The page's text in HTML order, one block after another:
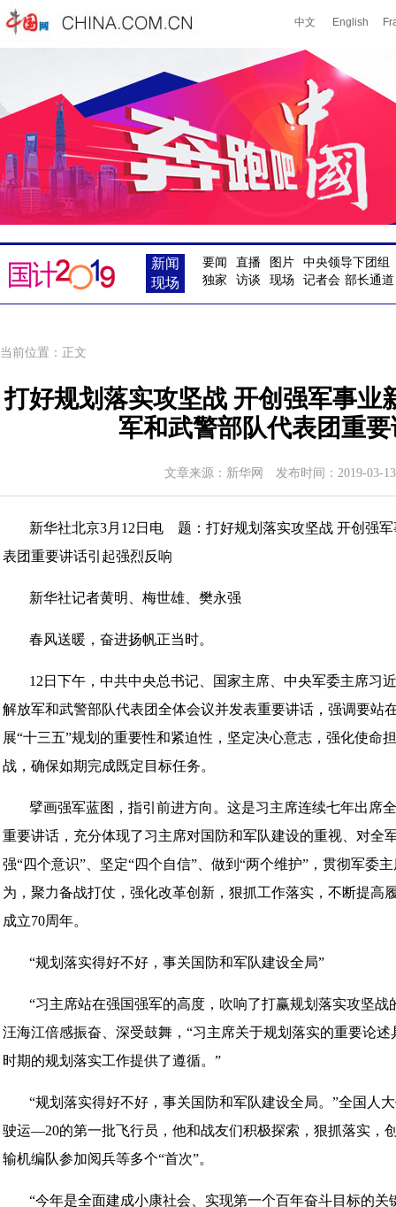
新闻
现场
要闻 直播 图片
中央领导下团组
独家
访谈 现场 记者会 部长通道
当前位置：正文
打好规划落实攻坚战 开创强军事
军和武警部队代表团重
文章来源： 新华网 发布时间：2019-03-
新华社北京3月12日电 题：打好规划落实攻坚战 开创强
表团重要讲话引起强烈反响
新华社记者黄明、梅世雄、樊永强
春风送暖，奋进扬帆正当时。
12日下午，中共中央总书记、国家主席、中央军委主席习
解放军和武警部队代表团全体会议并发表重要讲话，强调要站
展“十三五”规划的重要性和紧迫性，坚定决心意志，强化使命
战，确保如期完成既定目标任务。
擘画强军蓝图，指引前进方向。这是习主席连续七年出席
重要讲话，充分体现了习主席对国防和军队建设的重视、对全
强“四个意识”、坚定“四个自信”、做到“两个维护”，贯彻军委
为，聚力备战打仗，强化改革创新，狠抓工作落实，不断提高
成立70周年。
“规划落实得好不好，事关国防和军队建设全局”
“习主席站在强国强军的高度，吹响了打赢规划落实攻坚
汪海江倍感振奋、深受鼓舞，“习主席关于规划落实的重要论
时期的规划落实工作提供了遵循。”
“规划落实得好不好，事关国防和军队建设全局。”全国人
驶运—20的第一批飞行员，他和战友们积极探索，狠抓落实，
输机编队参加阅兵等多个“首次”。
“今年是全面建成小康社会、实现第一个百年奋斗目标的关